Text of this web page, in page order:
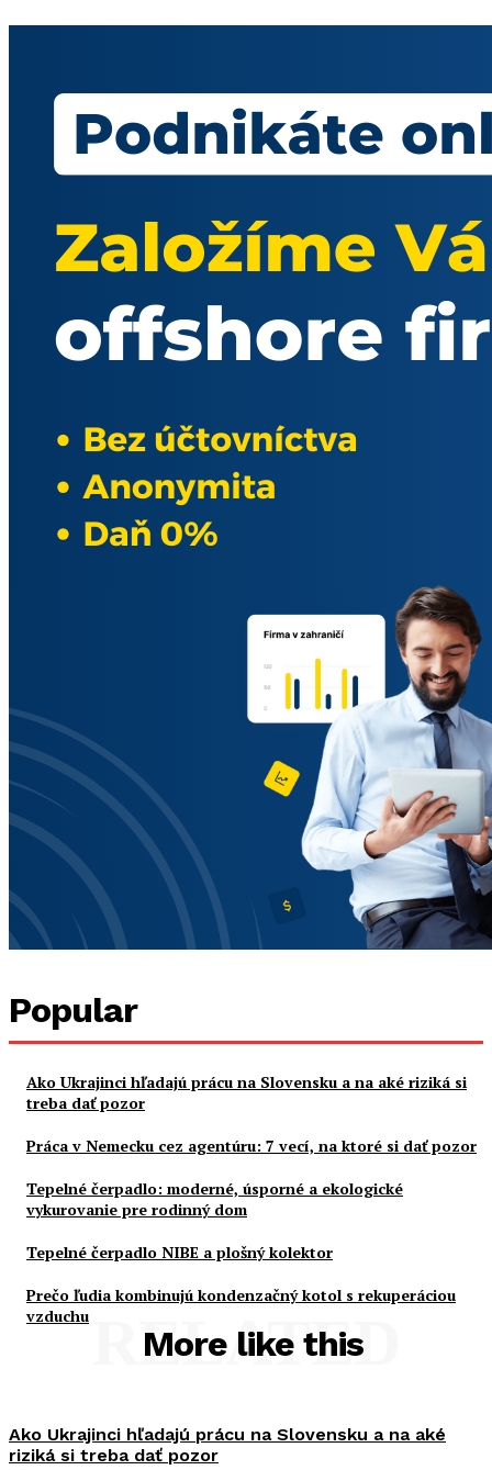
Popular
Ako Ukrajinci hľadajú prácu na Slovensku a na aké riziká si
treba dať pozor
Práca v Nemecku cez agentúru: 7 vecí, na ktoré si dať pozor
Tepelné čerpadlo: moderné, úsporné a ekologické
vykurovanie pre rodinný dom
Tepelné čerpadlo NIBE a plošný kolektor
Prečo ľudia kombinujú kondenzačný kotol s rekuperáciou
vzduchu
More like this
RELATED
Ako Ukrajinci hľadajú prácu na Slovensku a na aké
riziká si treba dať pozor